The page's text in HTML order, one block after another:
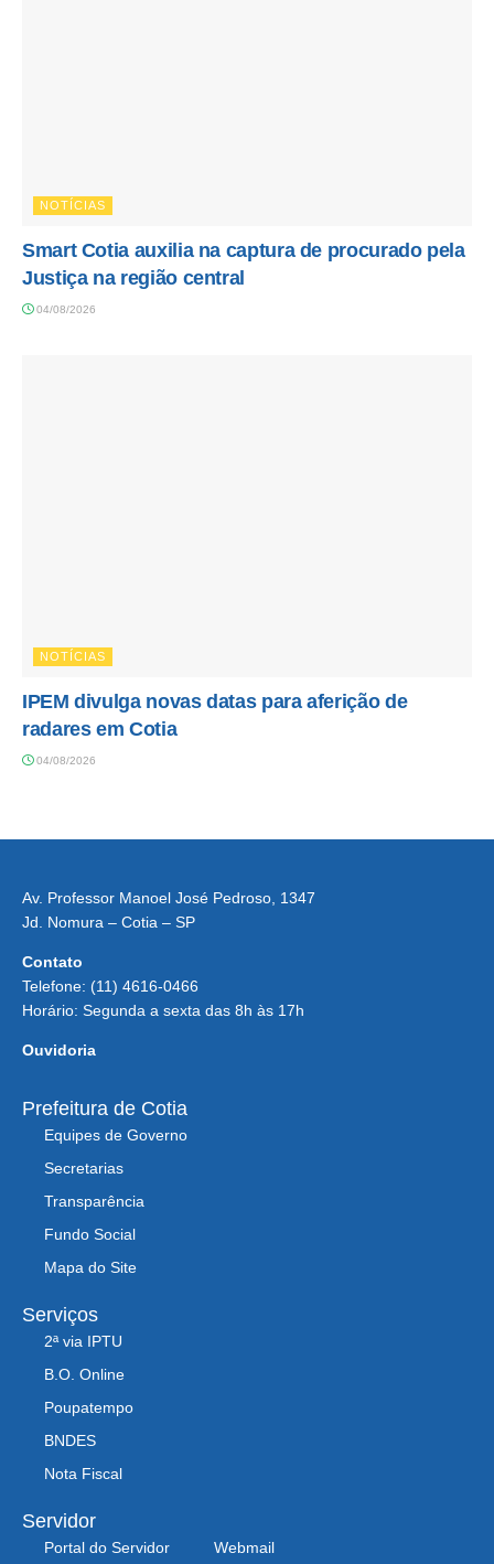
NOTÍCIAS
Smart Cotia auxilia na captura de procurado pela
Justiça na região central
04/08/2026
NOTÍCIAS
IPEM divulga novas datas para aferição de
radares em Cotia
04/08/2026
Av. Professor Manoel José Pedroso, 1347
Jd. Nomura – Cotia – SP
Contato
Telefone: (11) 4616-0466
Horário: Segunda a sexta das 8h às 17h
Ouvidoria
Prefeitura de Cotia
Equipes de Governo
Secretarias
Transparência
Fundo Social
Mapa do Site
Serviços
2ª via IPTU
B.O. Online
Poupatempo
BNDES
Nota Fiscal
Servidor
Portal do Servidor Webmail